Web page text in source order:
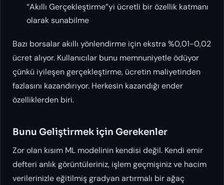
“Akıllı Gerçekleştirme”yi ücretli bir özellik katmanı
olarak sunabilme
Bazı borsalar akıllı yönlendirme için ekstra %0,01-0,02
ücret alıyor. Kullanıcılar bunu memnuniyetle ödüyor
çünkü iyileşen gerçekleştirme, ücretin maliyetinden
fazlasını kazandırıyor. Herkesin kazandığı ender
özelliklerden biri.
Bunu Geliştirmek için Gerekenler
Zor olan kısım ML modelinin kendisi değil. Kendi emir
defteri anlık görüntüleriniz, işlem geçmişiniz ve hacim
verilerinizle eğitilmiş gradyan artırmalı bir ağaç